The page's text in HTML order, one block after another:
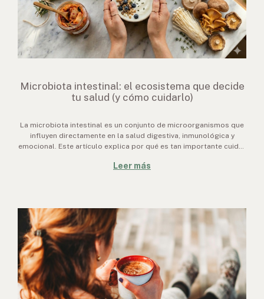
Microbiota intestinal: el ecosistema que decide
tu salud (y cómo cuidarlo)
La microbiota intestinal es un conjunto de microorganismos que
influyen directamente en la salud digestiva, inmunológica y
emocional. Este artículo explica por qué es tan importante cuidar
hábitos diarios, y brinda recomendaciones prácticas para
Leer más